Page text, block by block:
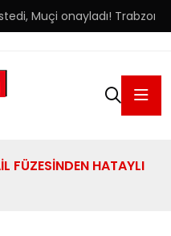
Muçi onayladı!
FÜZESINDEN HATAYLI